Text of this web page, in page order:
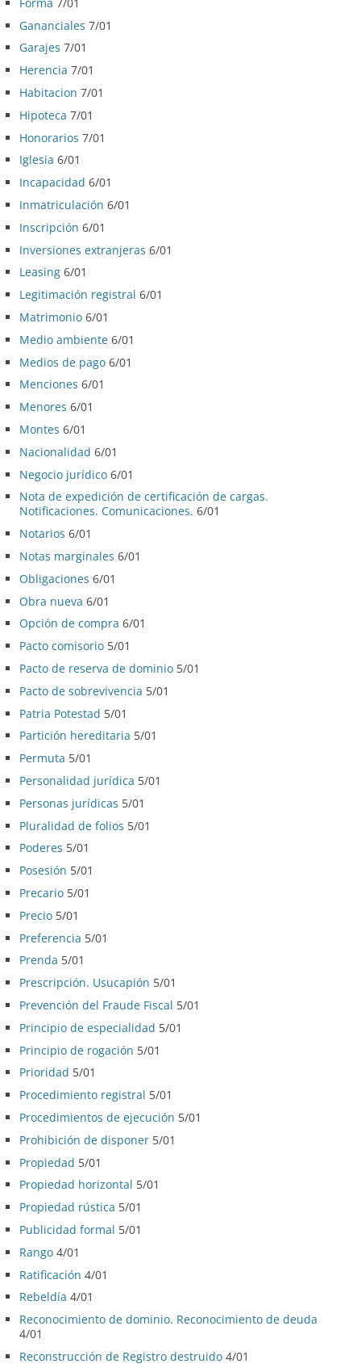
Gananciales 7/01
Garajes 7/01
Herencia 7/01
Habitacion 7/01
Hipoteca 7/01
Honorarios 7/01
Iglesia 6/01
Incapacidad 6/01
Inmatriculación 6/01
Inscripción 6/01
Inversiones extranjeras 6/01
Leasing 6/01
Legitimación registral 6/01
Matrimonio 6/01
Medio ambiente 6/01
Medios de pago 6/01
Menciones 6/01
Menores 6/01
Montes 6/01
Nacionalidad 6/01
Negocio jurídico 6/01
Nota de expedición de certificación de cargas.
Notificaciones. Comunicaciones. 6/01
Notarios 6/01
Notas marginales 6/01
Obligaciones 6/01
Obra nueva 6/01
Opción de compra 6/01
Pacto comisorio 5/01
Pacto de reserva de dominio 5/01
Pacto de sobrevivencia 5/01
Patria Potestad 5/01
Partición hereditaria 5/01
Permuta 5/01
Personalidad jurídica 5/01
Personas jurídicas 5/01
Pluralidad de folios 5/01
Poderes 5/01
Posesión 5/01
Precario 5/01
Precio 5/01
Preferencia 5/01
Prenda 5/01
Prescripción. Usucapión 5/01
Prevención del Fraude Fiscal 5/01
Principio de especialidad 5/01
Principio de rogación 5/01
Prioridad 5/01
Procedimiento registral 5/01
Procedimientos de ejecución 5/01
Prohibición de disponer 5/01
Propiedad 5/01
Propiedad horizontal 5/01
Propiedad rústica 5/01
Publicidad formal 5/01
Rango 4/01
Ratificación 4/01
Rebeldía 4/01
Reconocimiento de dominio. Reconocimiento de deuda
4/01
Reconstrucción de Registro destruido 4/01